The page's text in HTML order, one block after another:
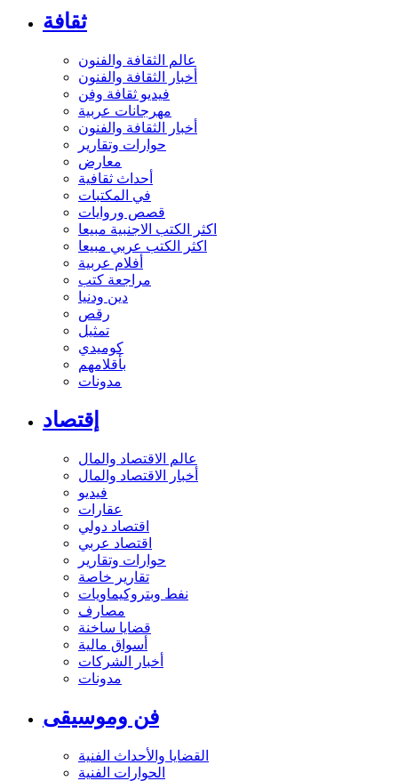
ثقافة
عالم الثقافة والفنون
أخبار الثقافة والفنون
فيديو ثقافة وفن
مهرجانات عربية
أخبار الثقافة والفنون
حوارات وتقارير
معارض
أحداث ثقافية
في المكتبات
قصص وروايات
اكثر الكتب الاجنبية مبيعا
اكثر الكتب عربي مبيعا
أفلام عربية
مراجعة كتب
دين ودنيا
رقص
تمثيل
كوميدي
بأقلامهم
مدونات
إقتصاد
عالم الاقتصاد والمال
أخبار الاقتصاد والمال
فيديو
عقارات
اقتصاد دولي
اقتصاد عربي
حوارات وتقارير
تقارير خاصة
نفط وبتروكيماويات
مصارف
قضايا ساخنة
أسواق مالية
أخبار الشركات
مدونات
فن وموسيقى
القضايا والأحداث الفنية
الحوارات الفنية